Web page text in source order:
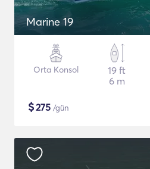
Marine 19
Orta Konsol
19 ft
6 m
$275 /gün